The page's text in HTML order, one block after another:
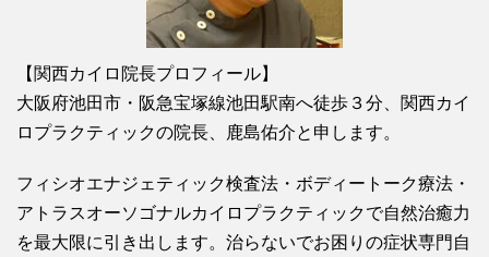
【関西カイロ院長プロフィール】
大阪府池田市・阪急宝塚線池田駅南へ徒歩３分、関西カイ
ロプラクティックの院長、鹿島佑介と申します。
フィシオエナジェティック検査法・ボディートーク療法・
アトラスオーソゴナルカイロプラクティックで自然治癒力
を最大限に引き出します。治らないでお困りの症状専門自